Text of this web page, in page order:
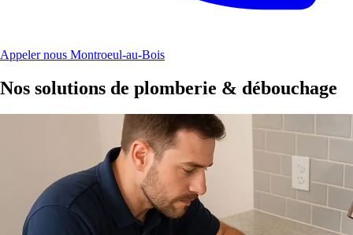
Appeler nous Montroeul-au-Bois
Nos solutions de plomberie & débouchage